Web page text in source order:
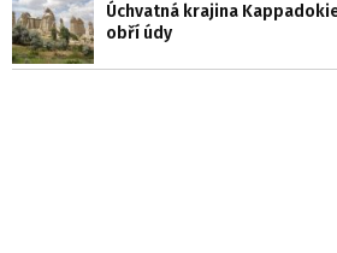
Úchvatná krajina
obří údy